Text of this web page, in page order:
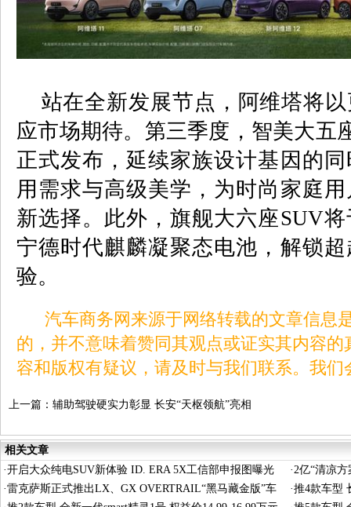
站在全新发展节点，阿维塔将以
应市场期待。第三季度，智美大五
正式发布，延续家族设计基因的
用需求与高级美学，为时尚家庭
新选择。此外，旗舰大六座SUV将
宁德时代麒麟凝聚态电池，解锁
验。
汽车商务网来源于网络转载的文章信息
的，并不意味着赞同其观点或证实其内容
容和版权有疑议，请及时与我们联系。我
上一篇： 辅助驾驶硬实力彰显 长安“天枢领航”亮相
相关文章
·开启大众纯电SUV新体验 ID. ERA 5X工信部申报图曝光 · 2亿“清凉
·雷克萨斯正式推出LX、GX OVERTRAIL“黑马藏金版”车
·推4款车型